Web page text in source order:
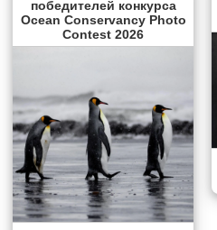
победителей конкурса
Ocean Conservancy Photo
Contest 2026